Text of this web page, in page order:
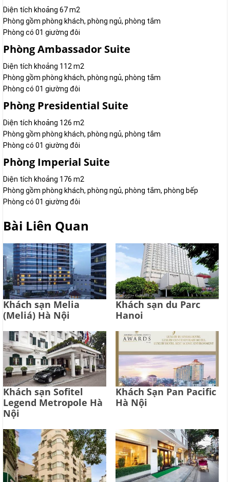
Diện tích khoảng 67 m2
Phòng gồm phòng khách, phòng ngủ, phòng tắm
Phòng có 01 giường đôi
Phòng Ambassador Suite
Diện tích khoảng 112 m2
Phòng gồm phòng khách, phòng ngủ, phòng tắm
Phòng có 01 giường đôi
Phòng Presidential Suite
Diện tích khoảng 126 m2
Phòng gồm phòng khách, phòng ngủ, phòng tắm
Phòng có 01 giường đôi
Phòng Imperial Suite
Diện tích khoảng 176 m2
Phòng gồm phòng khách, phòng ngủ, phòng tắm, phòng bếp
Phòng có 01 giường đôi
Bài Liên Quan
Khách sạn Melia
(Meliá) Hà Nội
Khách sạn du Parc
Hanoi
Khách sạn Sofitel
Legend Metropole Hà
Nội
Khách Sạn Pan Pacific
Hà Nội